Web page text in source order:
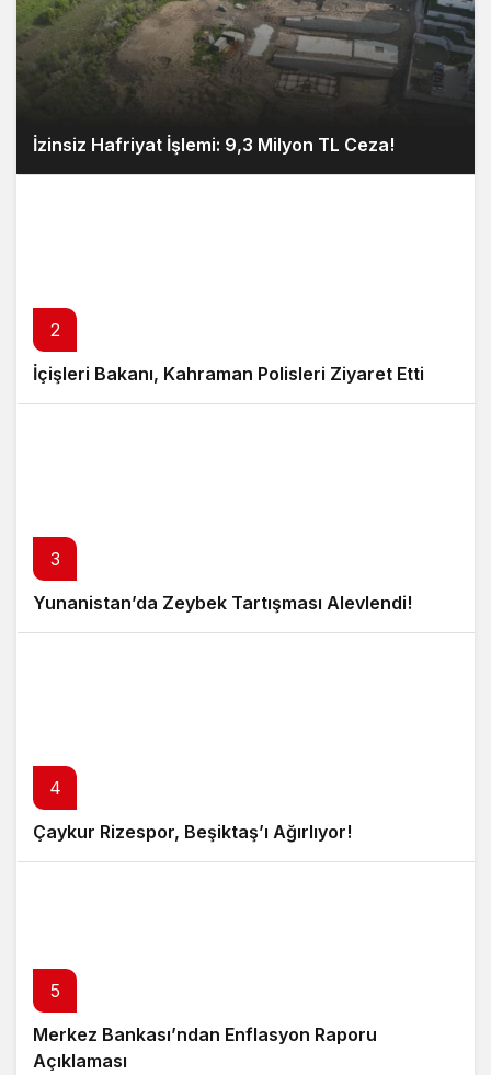
İzinsiz Hafriyat İşlemi: 9,3 Milyon TL Ceza!
2
İçişleri Bakanı, Kahraman Polisleri Ziyaret Etti
3
Yunanistan’da Zeybek Tartışması Alevlendi!
4
Çaykur Rizespor, Beşiktaş’ı Ağırlıyor!
5
Merkez Bankası’ndan Enflasyon Raporu
Açıklaması